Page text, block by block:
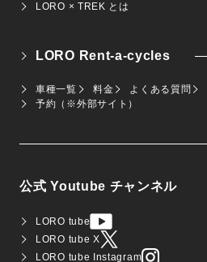
LORO × TREK とは
LORO Rent-a-cycles
車種一覧 料金 よくある質問
予約（※外部サイト）
公式 Youtube チャンネル
LORO tube
LORO tube X
LORO tube Instagram